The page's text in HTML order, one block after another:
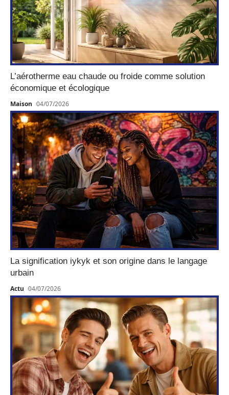
L’aérotherme eau chaude ou froide comme solution
économique et écologique
Maison 04/07/2026
La signification iykyk et son origine dans le langage
urbain
Actu 04/07/2026